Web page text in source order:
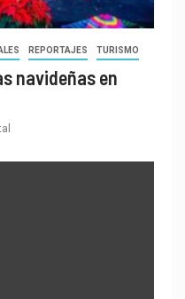
REPORTAJES TURISMO
navideñas en